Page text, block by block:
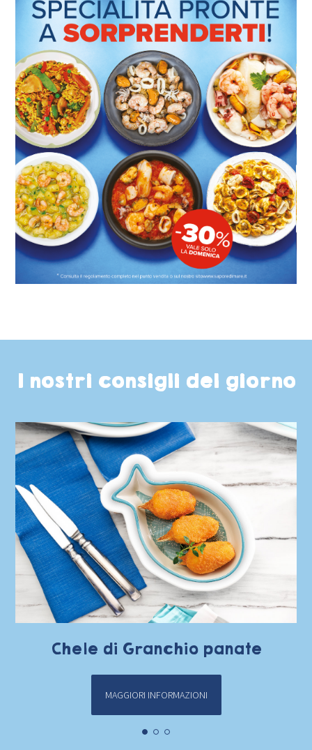
I nostri consigli del giorno
Chele di Granchio panate
MAGGIORI INFORMAZIONI